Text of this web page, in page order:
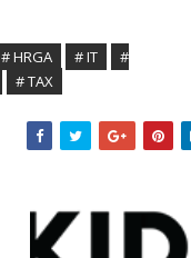
# HRGA # IT
#
# TAX